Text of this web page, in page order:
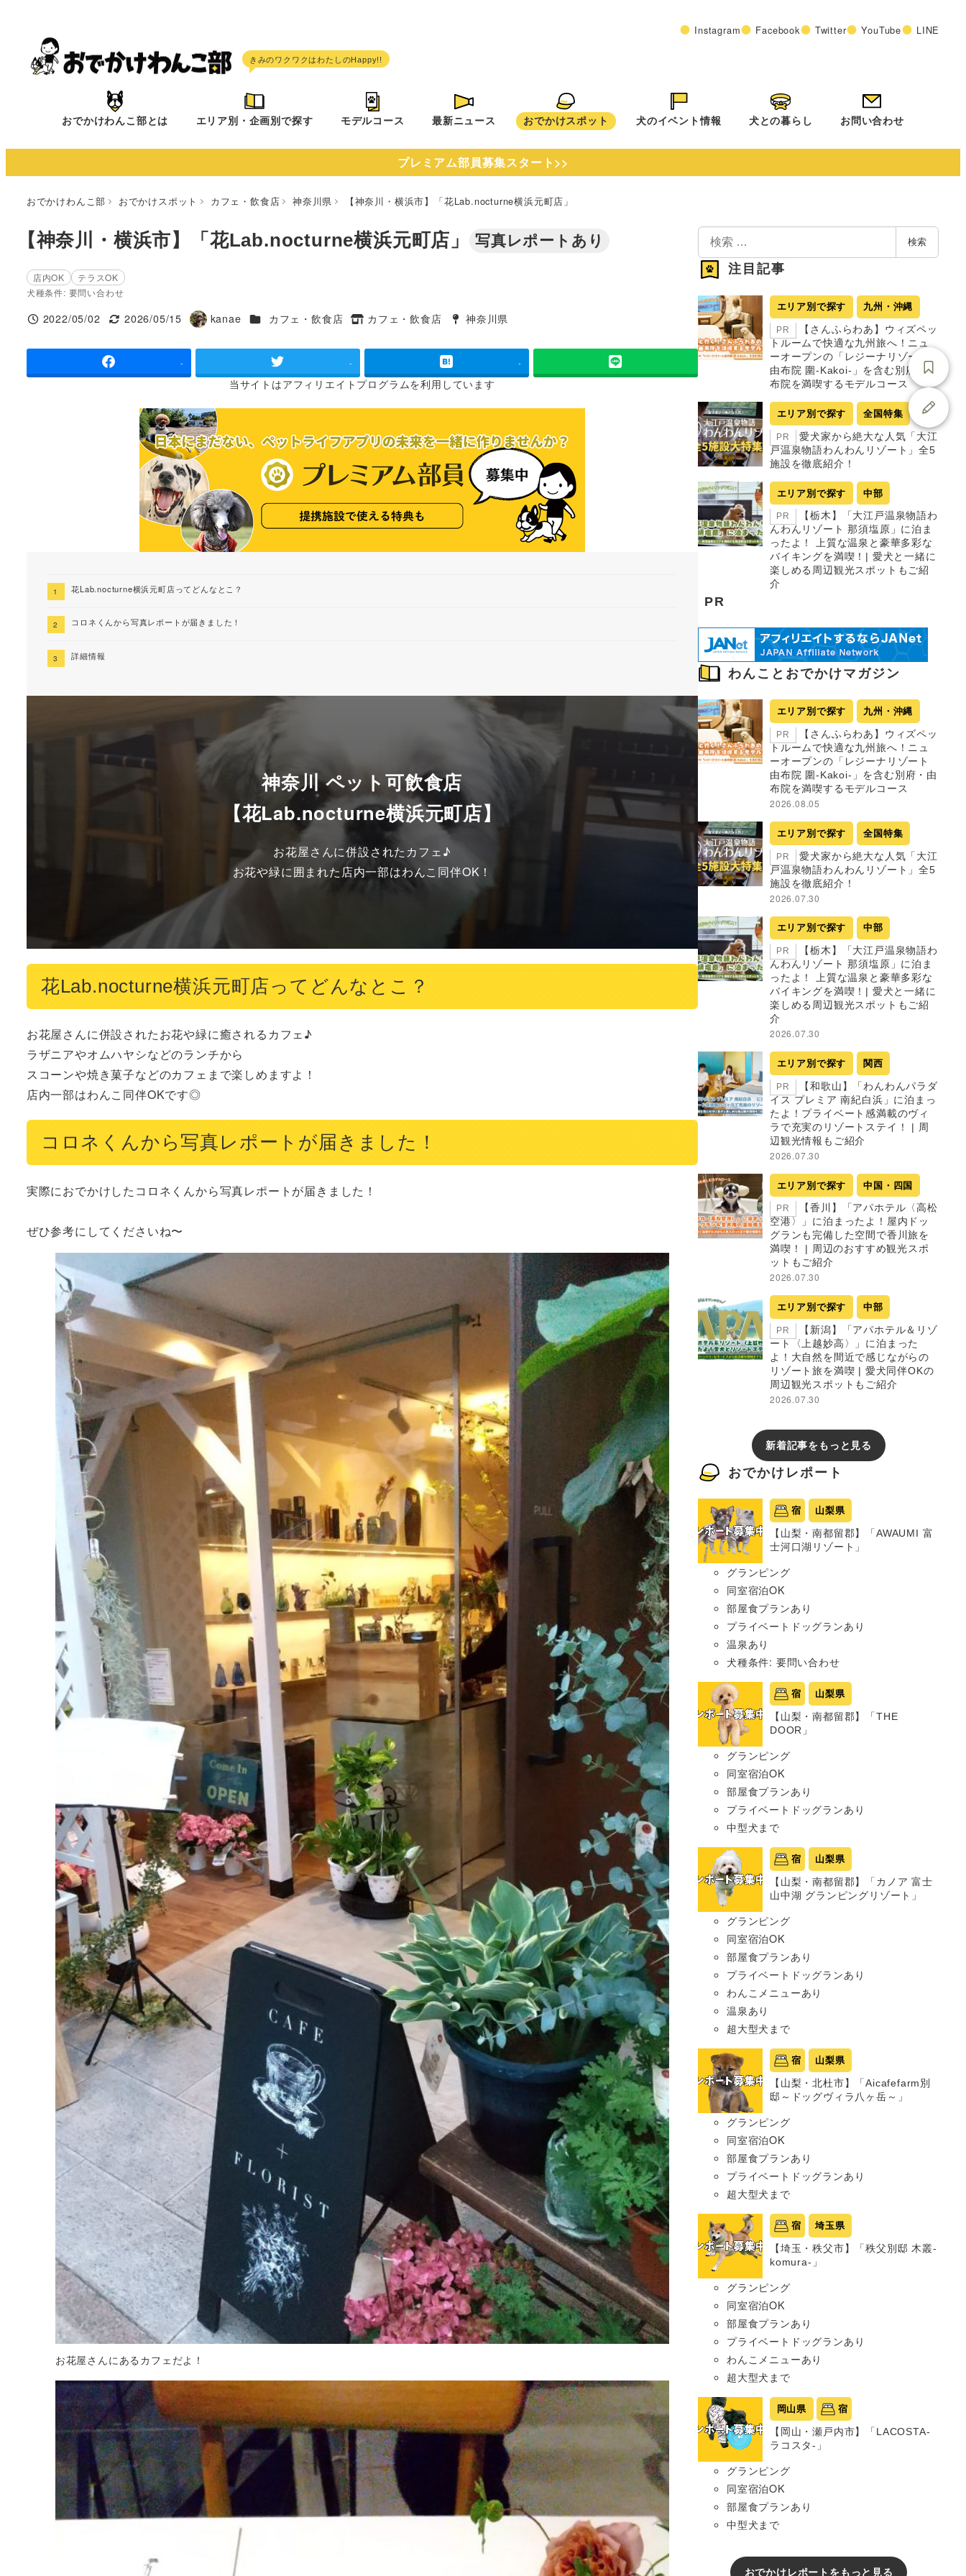
へ
Instagram Facebook Twitter YouTube LINE
おでかけわんこ部とは エリア別・企画別で探す モデルコース 最新ニュース おでかけスポット 犬のイベント情報 犬との暮らし お問い合わせ
プレミアム部員募集スタート>>
おでかけわんこ部 おでかけスポット カフェ・飲食店 神奈川県 【神奈川・横浜市】「花Lab.nocturne横浜元町店」
【神奈川・横浜市】「花Lab.nocturne横浜元町店」 写真レポートあり
店内OK
テラスOK
犬種条件: 要問い合わせ
投稿日
2022/05/02
更新日
2026/05/15
著
kanae 施設ジャンル
カフェ・飲食店
タグ
カフェ・飲食店
タグ
神奈川県
- - -
当サイトはアフィリエイトプログラムを利用しています
花Lab.nocturne横浜元町店ってどんなとこ？
コロネくんから写真レポートが届きました！
詳細情報
神奈川 ペット可飲食店
【花Lab.nocturne横浜元町店】
お花屋さんに併設されたカフェ♪
花Lab.nocturne横浜元町店ってどんなとこ？
お花屋さんに併設されたお花や緑に癒されるカフェ♪
ラザニアやオムハヤシなどのランチから
スコーンや焼き菓子などのカフェまで楽しめますよ！
店内一部はわんこ同伴OKです◎
コロネくんから写真レポートが届きました！
実際におでかけしたコロネくんから写真レポートが届きました！
ぜひ参考にしてくださいね〜
お花屋さんにあるカフェだよ！
検
索
検索
注目記事
エリア別で探す 九州・沖縄
PR
【さんふらわあ】ウィズペッ
トルームで快適な九州旅へ！ニュ
ーオープンの「レジーナリゾート
由布院 圍-Kakoi-」を含む別府・由
布院を満喫するモデルコース
エリア別で探す 全国特集
PR
愛犬家から絶大な人気「大江
戸温泉物語わんわんリゾート」全5
施設を徹底紹介！
エリア別で探す 中部
PR
【栃木】「大江戸温泉物語わ
んわんリゾート 那須塩原」に泊ま
ったよ！ 上質な温泉と豪華多彩な
バイキングを満喫！| 愛犬と一緒に
楽しめる周辺観光スポットもご紹
介
PR
わんことおでかけマガジン
エリア別で探す 九州・沖縄
PR
【さんふらわあ】ウィズペッ
トルームで快適な九州旅へ！ニュ
ーオープンの「レジーナリゾート
由布院 圍-Kakoi-」を含む別府・由
布院を満喫するモデルコース
2026.08.05
エリア別で探す 全国特集
PR
愛犬家から絶大な人気「大江
戸温泉物語わんわんリゾート」全5
施設を徹底紹介！
2026.07.30
エリア別で探す 中部
PR
【栃木】「大江戸温泉物語わ
んわんリゾート 那須塩原」に泊ま
ったよ！ 上質な温泉と豪華多彩な
バイキングを満喫！| 愛犬と一緒に
楽しめる周辺観光スポットもご紹
介
2026.07.30
エリア別で探す 関西
PR
【和歌山】「わんわんパラダ
イス プレミア 南紀白浜」に泊まっ
たよ！プライベート感満載のヴィ
ラで充実のリゾートステイ！ | 周
辺観光情報もご紹介
2026.07.30
エリア別で探す 中国・四国
PR
【香川】「アパホテル〈高松
空港〉」に泊まったよ！屋内ドッ
グランも完備した空間で香川旅を
満喫！ | 周辺のおすすめ観光スポ
ットもご紹介
2026.07.30
エリア別で探す 中部
PR
【新潟】「アパホテル＆リゾ
ート〈上越妙高〉」に泊まった
よ！大自然を間近で感じながらの
リゾート旅を満喫 | 愛犬同伴OKの
周辺観光スポットもご紹介
2026.07.30
新着記事をもっと見る
おでかけレポート
宿 山梨県
【山梨・南都留郡】「AWAUMI 富
士河口湖リゾート」
グランピング
同室宿泊OK
部屋食プランあり
プライベートドッグランあり
温泉あり
犬種条件: 要問い合わせ
宿 山梨県
【山梨・南都留郡】「THE
DOOR」
グランピング
同室宿泊OK
部屋食プランあり
プライベートドッグランあり
中型犬まで
宿 山梨県
【山梨・南都留郡】「カノア 富士
山中湖 グランピングリゾート」
グランピング
同室宿泊OK
部屋食プランあり
プライベートドッグランあり
わんこメニューあり
温泉あり
超大型犬まで
宿 山梨県
【山梨・北杜市】「Aicafefarm別
邸～ドッグヴィラ八ヶ岳～」
グランピング
同室宿泊OK
部屋食プランあり
プライベートドッグランあり
超大型犬まで
宿 埼玉県
【埼玉・秩父市】「秩父別邸 木叢-
komura-」
グランピング
同室宿泊OK
部屋食プランあり
プライベートドッグランあり
わんこメニューあり
超大型犬まで
岡山県 宿
【岡山・瀬戸内市】「LACOSTA-
ラコスタ-」
グランピング
同室宿泊OK
部屋食プランあり
中型犬まで
おでかけレポートをもっと見る